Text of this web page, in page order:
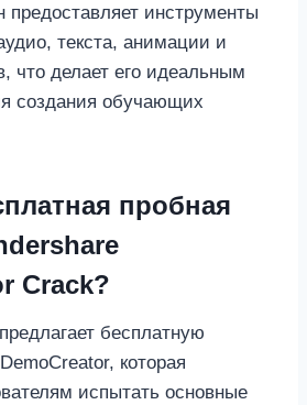
предоставляет инструменты
текста, анимации и
что делает его идеальным
создания обучающих
пробная
Crack?
бесплатную
которая
испытать основные